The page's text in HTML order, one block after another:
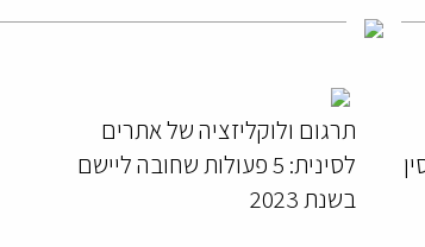
תרגום ולוקליזציה של אתרים
לסינית: 5 פעולות שחובה ליישם
בשנת 2023